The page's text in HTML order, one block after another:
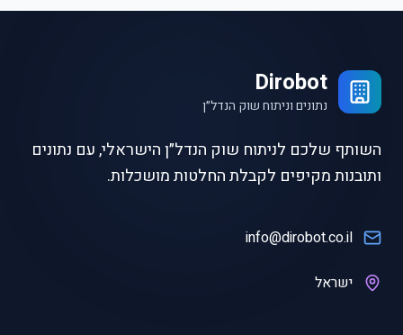
Dirobot
נתונים וניתוח שוק הנדל״ן
השותף שלכם לניתוח שוק הנדל״ן הישראלי, עם נתונים
ותובנות מקיפים לקבלת החלטות מושכלות.
info@dirobot.co.il
ישראל